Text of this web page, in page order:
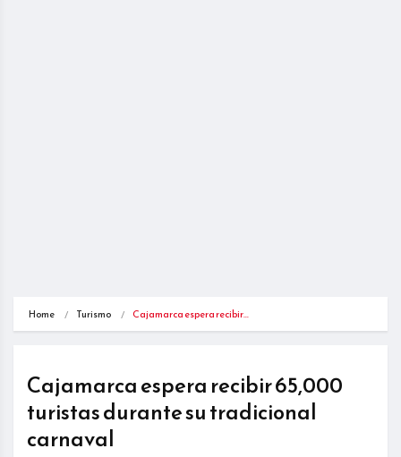
Home Turismo Cajamarca espera recibir…
Cajamarca espera recibir 65,000
turistas durante su tradicional
carnaval